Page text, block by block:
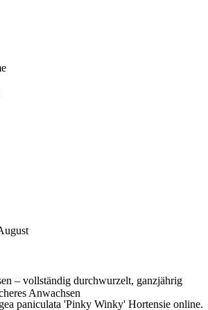
– vollständig durchwurzelt, ganzjährig
Anwachsen
paniculata 'Pinky Winky' Hortensie online.